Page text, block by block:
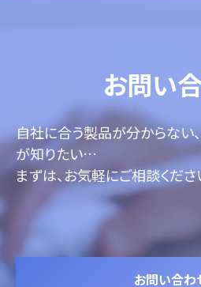
お問い
自社に合う製品が分からない
が知りたい…
まずは、お気軽にご相談くださ
お問い合わ